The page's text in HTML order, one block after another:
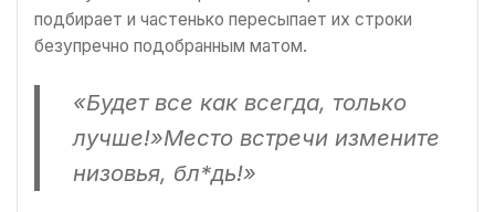
подбирает и частенько пересыпает их строки
безупречно подобранным матом.
«Будет все как всегда, только
лучше!»Место встречи измените
низовья, бл*дь!»